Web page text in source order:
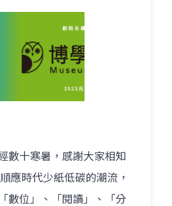
數十寒暑，感謝大家相知
應時代少紙低碳的潮流，
數位」、「閱讀」、「分